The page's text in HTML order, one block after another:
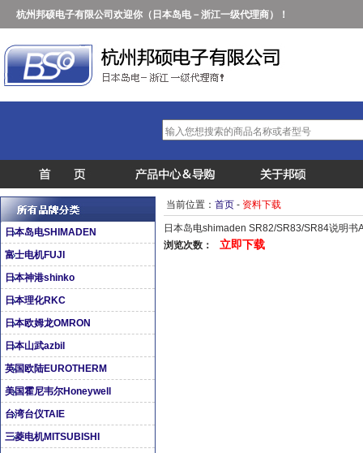
杭州邦硕电子有限公司欢迎你（日本岛电－浙江一级代理商）！
日本岛电SHIMADEN
富士电机FUJI
日本神港shinko
日本理化RKC
日本欧姆龙OMRON
日本山武azbil
英国欧陆EUROTHERM
美国霍尼韦尔Honeywell
台湾台仪TAIE
三菱电机MITSUBISHI
当前位置： 首页 - 资料下载
日本岛电shimaden SR82/SR83/SR84说明书
浏览次数：
立即下载